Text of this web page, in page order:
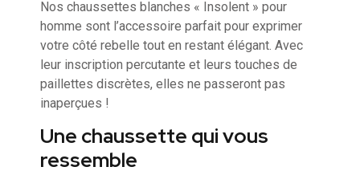
Nos chaussettes blanches « Insolent » pour
homme sont l’accessoire parfait pour exprimer
votre côté rebelle tout en restant élégant. Avec
leur inscription percutante et leurs touches de
paillettes discrètes, elles ne passeront pas
inaperçues !
Une chaussette qui vous
ressemble